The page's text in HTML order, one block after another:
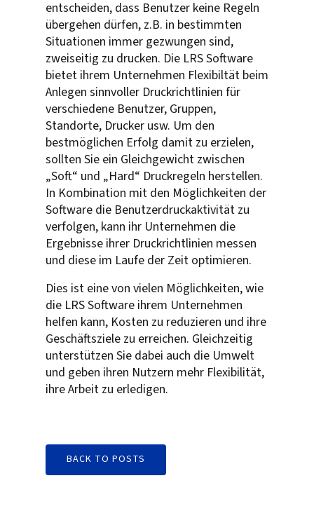
entscheiden, dass Benutzer keine Regeln
übergehen dürfen, z.B. in bestimmten
Situationen immer gezwungen sind,
zweiseitig zu drucken. Die LRS Software
bietet ihrem Unternehmen Flexibiltät beim
Anlegen sinnvoller Druckrichtlinien für
verschiedene Benutzer, Gruppen,
Standorte, Drucker usw. Um den
bestmöglichen Erfolg damit zu erzielen,
sollten Sie ein Gleichgewicht zwischen
„Soft“ und „Hard“ Druckregeln herstellen.
In Kombination mit den Möglichkeiten der
Software die Benutzerdruckaktivität zu
verfolgen, kann ihr Unternehmen die
Ergebnisse ihrer Druckrichtlinien messen
und diese im Laufe der Zeit optimieren.
Dies ist eine von vielen Möglichkeiten, wie
die LRS Software ihrem Unternehmen
helfen kann, Kosten zu reduzieren und ihre
Geschäftsziele zu erreichen. Gleichzeitig
unterstützen Sie dabei auch die Umwelt
und geben ihren Nutzern mehr Flexibilität,
ihre Arbeit zu erledigen.
BACK TO POSTS